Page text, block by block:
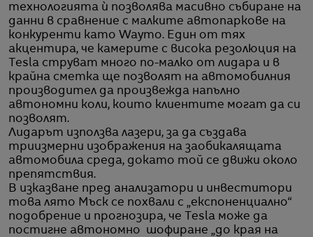
технологията ѝ позволява масивно събиране на
данни в сравнение с малките автопаркове на
конкуренти като Waymo. Един от тях
акцентира, че камерите с висока резолюция на
Tesla струват много по-малко от лидара и в
крайна сметка ще позволят на автомобилния
производител да произвежда напълно
автономни коли, които клиентите могат да си
позволят.
Лидарът използва лазери, за да създава
триизмерни изображения на заобикалящата
автомобила среда, докато той се движи около
препятствия.
В изказване пред анализатори и инвеститори
това лято Мъск се похвали с „експоненциално“
подобрение и прогнозира, че Tesla може да
постигне автономно шофиране „до края на